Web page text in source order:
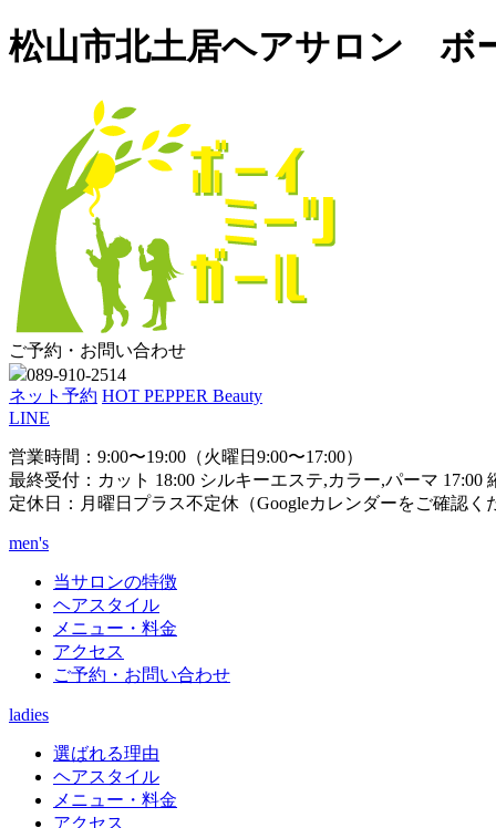
松山市北土居ヘアサロン ボ
ご予約・お問い合わせ
089-910-2514
ネット予約 HOT PEPPER Beauty
LINE
営業時間：9:00〜19:00（火曜日9:00〜17:00）
最終受付：カット 18:00 シルキーエステ,カラー,パーマ 17:00
定休日：月曜日プラス不定休（Googleカレンダーをご確認く
men's
当サロンの特徴
ヘアスタイル
メニュー・料金
アクセス
ご予約・お問い合わせ
ladies
選ばれる理由
ヘアスタイル
メニュー・料金
アクセス